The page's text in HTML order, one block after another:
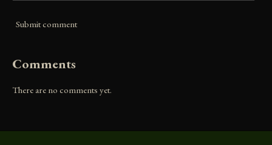
Submit comment
Comments
There are no comments yet.